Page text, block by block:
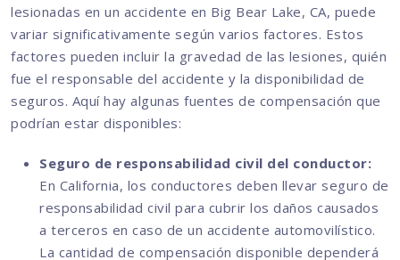
lesionadas en un accidente en Big Bear Lake, CA, puede
variar significativamente según varios factores. Estos
factores pueden incluir la gravedad de las lesiones, quién
fue el responsable del accidente y la disponibilidad de
seguros. Aquí hay algunas fuentes de compensación que
podrían estar disponibles:
Seguro de responsabilidad civil del conductor:
En California, los conductores deben llevar seguro de
responsabilidad civil para cubrir los daños causados
a terceros en caso de un accidente automovilístico.
La cantidad de compensación disponible dependerá